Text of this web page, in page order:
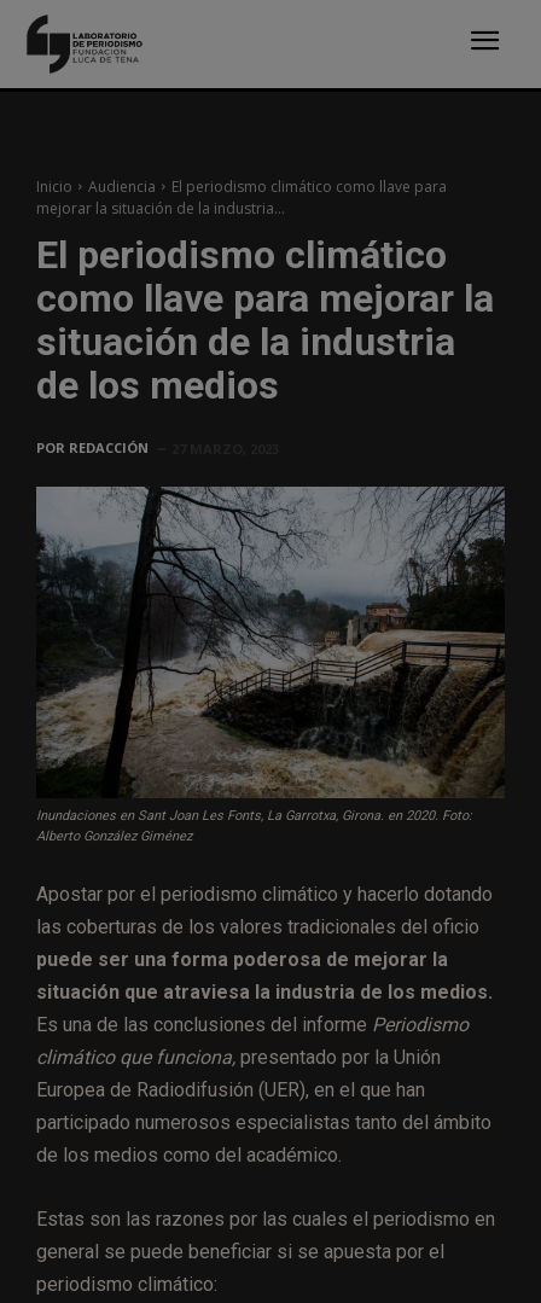
Inicio Audiencia
El periodismo climático como llave para
mejorar la situación de la industria...
El periodismo climático
como llave para mejorar la
situación de la industria
de los medios
POR REDACCIÓN
Inundaciones en Sant Joan Les Fonts, La Garrotxa, Girona. en 2020. Foto:
Alberto González Giménez
Apostar por el periodismo climático y hacerlo dotando
las coberturas de los valores tradicionales del oficio
puede ser una forma poderosa de mejorar la
situación que atraviesa la industria de los medios.
Es una de las conclusiones del informe Periodismo
climático que funciona, presentado por la Unión
Europea de Radiodifusión (UER), en el que han
participado numerosos especialistas tanto del ámbito
de los medios como del académico.
Estas son las razones por las cuales el periodismo en
general se puede beneficiar si se apuesta por el
periodismo climático: